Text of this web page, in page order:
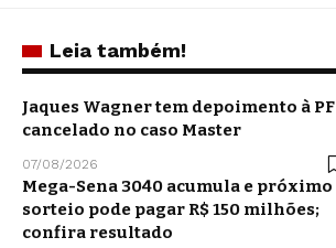
Leia também!
Jaques Wagner tem depoimento à PF
cancelado no caso Master
07/08/2026
Mega-Sena 3040 acumula e próximo
sorteio pode pagar R$ 150 milhões;
confira resultado